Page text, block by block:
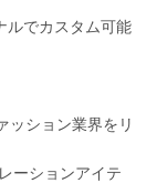
ルでカスタム可能
ッション業界をリ
ーションアイテ